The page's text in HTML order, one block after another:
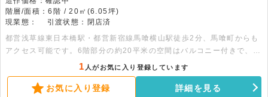
階層/面積：6階 / 20㎡(6.05坪)
現業態：
引渡状態：閉店済
都営浅草線東日本橋駅・都営新宿線馬喰横山駅徒歩2分、馬喰町からも
アクセス可能です。6階部分の約20平米の空間はバルコニー付きで、エ
レベーターも完備。飲食不可の落ち着いた環境です。詳細につきまして
はお問い合わせください。
1 人がお気に入り登録しています
お気に入り登録 詳細を見る